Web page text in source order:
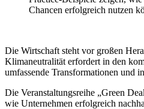
Chancen erfolgreich nutzen
Die Wirtschaft steht vor großen
Klimaneutralität erfordert in den
umfassende Transformationen und
Die Veranstaltungsreihe „Green
wie Unternehmen erfolgreich